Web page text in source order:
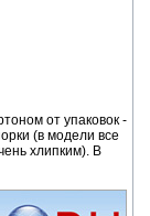
от упаковок -
(в модели все
хлипким). В